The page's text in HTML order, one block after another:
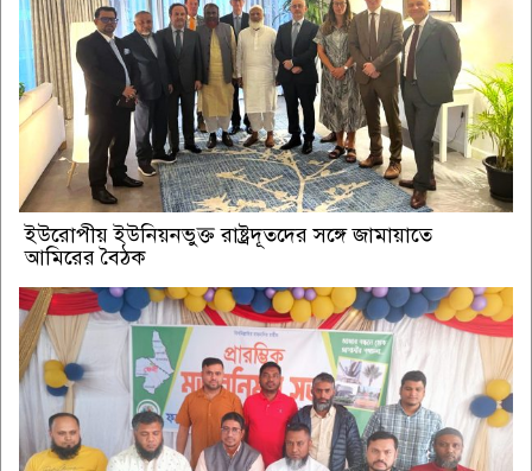
ইউরোপীয় ইউনিয়নভুক্ত রাষ্ট্রদূতদের সঙ্গে জামায়াতে
আমিরের বৈঠক